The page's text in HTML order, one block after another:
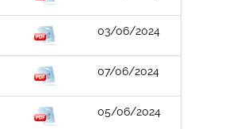
03/06/2024
07/06/2024
05/06/2024